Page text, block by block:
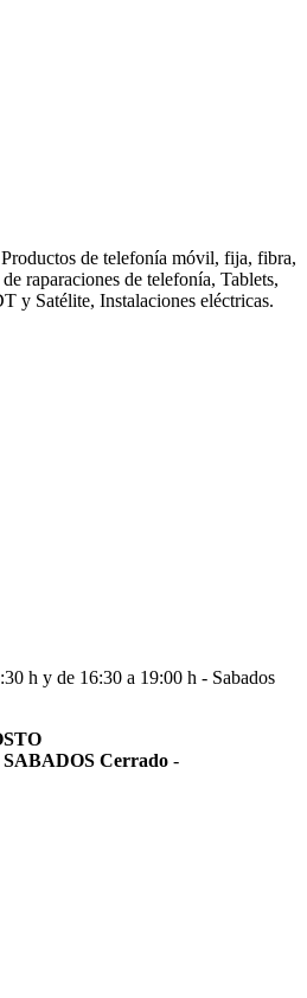
de telefonía móvil, fija, fibra,
raparaciones de telefonía, Tablets,
y Satélite, Instalaciones eléctricas.
h y de 16:30 a 19:00 h - Sabados
SABADOS Cerrado -